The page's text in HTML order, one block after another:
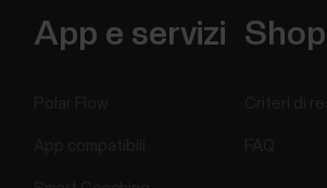
App e servizi